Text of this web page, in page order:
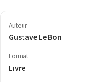
Auteur
Gustave Le Bon
Format
Livre